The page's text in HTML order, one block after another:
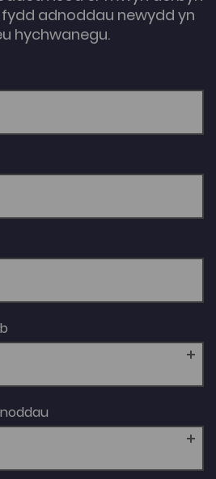
adnoddau newydd yn
hychwanegu.